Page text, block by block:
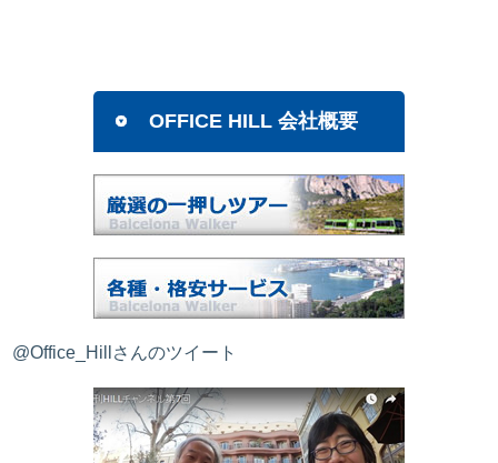
OFFICE HILL 会社概要
@Office_Hillさんのツイート